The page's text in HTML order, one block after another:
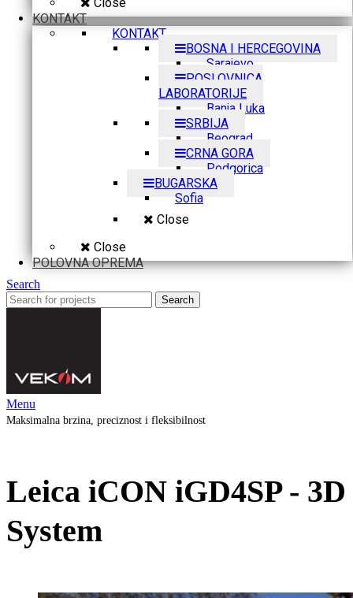
KONTAKT
KONTAKT
BOSNA I HERCEGOVINA
Sarajevo
POSLOVNICA
LABORATORIJE
Banja Luka
SRBIJA
Beograd
CRNA GORA
Podgorica
BUGARSKA
Sofia
Close
Close
POLOVNA OPREMA
Search
Search
Menu
Maksimalna brzina, preciznost i fleksibilnost
Leica iCON iGD4SP - 3D
System